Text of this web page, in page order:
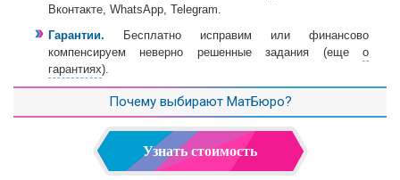
Вконтакте, WhatsApp, Telegram.
Гарантии. Бесплатно исправим или финансово
компенсируем неверно решенные задания (еще о
гарантиях).
Почему выбирают МатБюро?
Узнать стоимость